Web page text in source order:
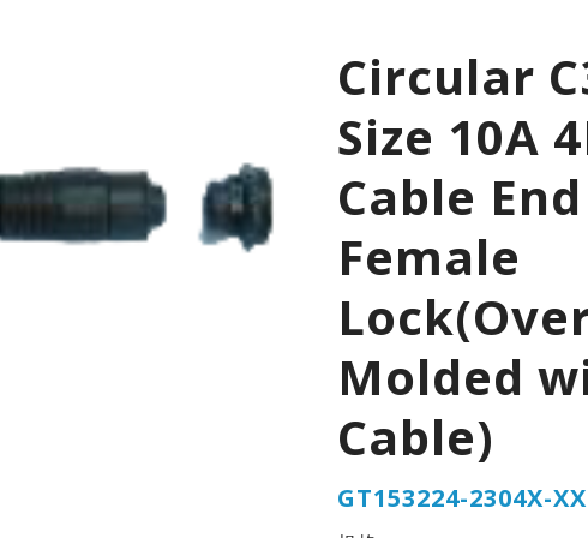
Circular
Size 10A
Cable End
Female
Molded
Cable)
GT153224-2304X-XX